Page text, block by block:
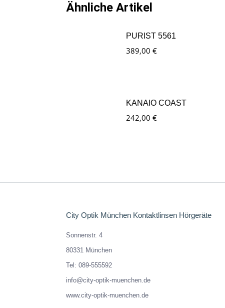
Ähnliche Artikel
PURIST 5561
389,00 €
KANAIO COAST
242,00 €
City Optik München Kontaktlinsen Hörgeräte
Sonnenstr. 4
80331 München
Tel: 089-555592
info@city-optik-muenchen.de
www.city-optik-muenchen.de